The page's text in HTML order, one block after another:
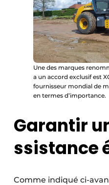
Une des marques
a un accord exclusif est
fournisseur mondial de
en termes d’importance.
Garantir
ssistance
Comme indiqué ci-